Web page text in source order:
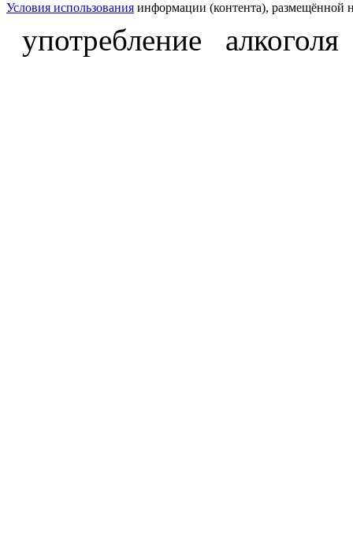
Условия использования информации (контента), размещённой
употребление